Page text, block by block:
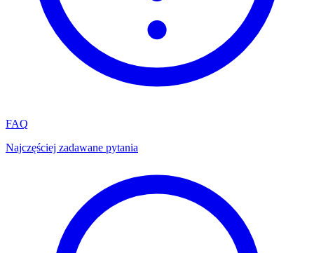
FAQ
Najczęściej zadawane pytania